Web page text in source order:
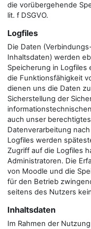
die vorübergehende
lit. f DSGVO.
Logfiles
Die Daten
Inhaltsdaten) werden
Speicherung in Logfiles
die Funktionsfähigkeit
dienen uns die Daten
Sicherstellung der
auch unser
Datenverarbeitung
Logfiles werden
Zugriff auf die Logfiles
Administratoren. Die
von Moodle und die
für den Betrieb
seitens des Nutzers
Inhaltsdaten
Im Rahmen der